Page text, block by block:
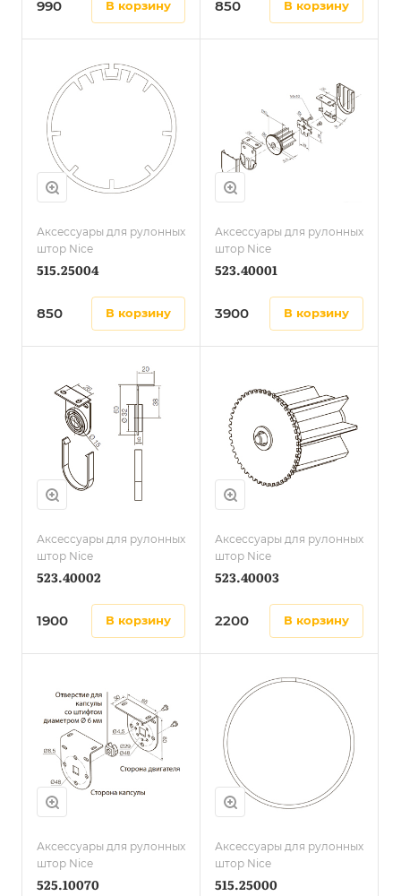
990 в корзину 850 в корзину
Аксессуары для рулонных
штор Nice
515.25004
850 в корзину
Аксессуары для рулонных
штор Nice
523.40001
3900 в корзину
Аксессуары для рулонных
штор Nice
523.40002
1900 в корзину
Аксессуары для рулонных
штор Nice
523.40003
2200 в корзину
Аксессуары для рулонных
штор Nice
525.10070
Аксессуары для рулонных
штор Nice
515.25000